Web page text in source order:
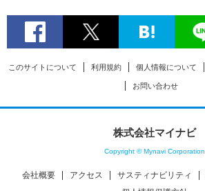
このサイトについて 利用規約 個人情報について
お問い合わせ
株式会社マイナビ
Copyright © Mynavi Corporation
会社概要 アクセス サスティナビリティ